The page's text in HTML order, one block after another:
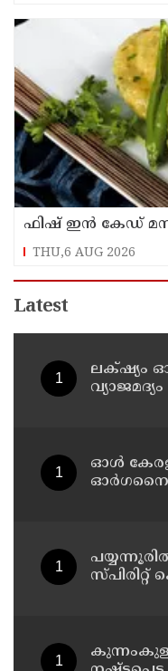
ഫിഷ് ഇൻ കേഡ്
THU,6 AUG 2026
Latest
ലക്‌ഷ്യം
ഓൾ
സ്പിരിറ്റ്